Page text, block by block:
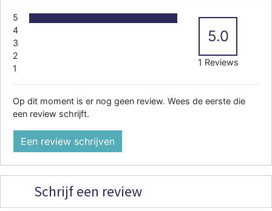
5
4
3
2
1
5.0
1 Reviews
Op dit moment is er nog geen review. Wees de eerste die
een review schrijft.
Een review schrijven
Schrijf een review